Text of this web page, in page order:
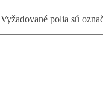
Vyžadované polia sú